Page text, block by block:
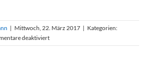
| Mittwoch, 22. März 2017 | Kategorien:
deaktiviertfür
Gerichtliche